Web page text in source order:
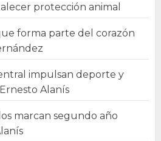
protección animal
forma parte del corazón
impulsan deporte y
Alanís
marcan segundo año